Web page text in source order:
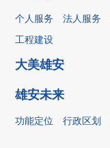
个人服务 法人服务
工程建设
大美雄安
雄安未来
功能定位 行政区划